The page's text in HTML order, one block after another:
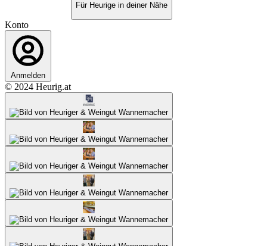
Für Heurige in deiner Nähe
Konto
Anmelden
© 2024 Heurig.at